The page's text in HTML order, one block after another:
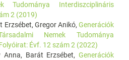
Tudománya Interdiszciplináris
2 (2019)
Erzsébet, Gregor Anikó, Generációk
Nemek Tudománya
Évf. 12 szám 2 (2022)
Anna, Barát Erzsébet, Generációk